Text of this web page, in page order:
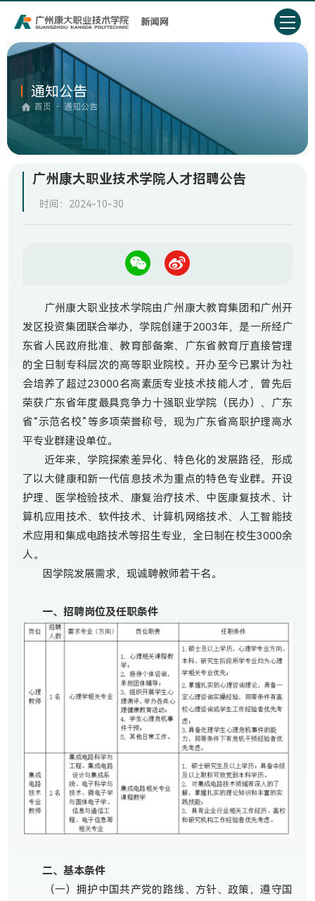
通知公告
首页 - 通知公告
广州康大职业技术学院人才招聘公告
时间：2024-10-30
广州康大职业技术学院由广州康大教育集团和广州开
发区投资集团联合举办，学院创建于2003年，是一所经广
东省人民政府批准、教育部备案、广东省教育厅直接管理
的全日制专科层次的高等职业院校。开办至今已累计为社
会培养了超过23000名高素质专业技术技能人才，曾先后
荣获广东省年度最具竞争力十强职业学院（民办）、广东
省“示范名校”等多项荣誉称号，现为广东省高职护理高水
平专业群建设单位。
近年来，学院探索差异化、特色化的发展路径，形成
了以大健康和新一代信息技术为重点的特色专业群。开设
护理、医学检验技术、康复治疗技术、中医康复技术、计
算机应用技术、软件技术、计算机网络技术、人工智能技
术应用和集成电路技术等招生专业，全日制在校生3000余
人。
因学院发展需求，现诚聘教师若干名。
一、招聘岗位及任职条件
二、基本条件
（一）拥护中国共产党的路线、方针、政策，遵守国